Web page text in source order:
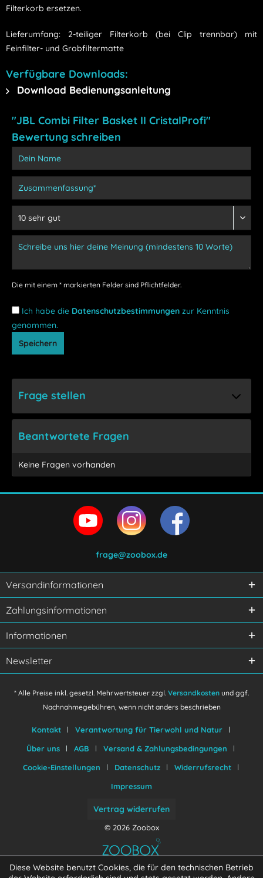
Filterkorb ersetzen.
Lieferumfang: 2-teiliger Filterkorb (bei Clip trennbar) mit
Feinfilter- und Grobfiltermatte
Verfügbare Downloads:
Download Bedienungsanleitung
"JBL Combi Filter Basket II CristalProfi"
Bewertung schreiben
Die mit einem * markierten Felder sind Pflichtfelder.
Ich habe die Datenschutzbestimmungen zur Kenntnis
genommen.
Speichern
Frage stellen
Ich habe die
verstanden und stimme zu.
Mit * gekennzeichnete Felder sind Pflichtfelder.
Senden
Beantwortete Fragen
Keine Fragen vorhanden
frage@zoobox.de
Versandinformationen
Zahlungsinformationen
Informationen
Newsletter
* Alle Preise inkl. gesetzl. Mehrwertsteuer zzgl. Versandkosten und ggf.
Nachnahmegebühren, wenn nicht anders beschrieben
Kontakt
Verantwortung für Tierwohl und Natur
Über uns
AGB
Versand & Zahlungsbedingungen
Cookie-Einstellungen
Datenschutz
Widerrufsrecht
Impressum
Vertrag widerrufen
© 2026 Zoobox
Diese Website benutzt Cookies, die für den technischen Betrieb